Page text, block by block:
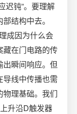
迟钝”。要理解
结构中去。
成因为什么会
藏在门电路的传
瞬间响应。但
线中传播也需
理基础。我们
升沿D触发器